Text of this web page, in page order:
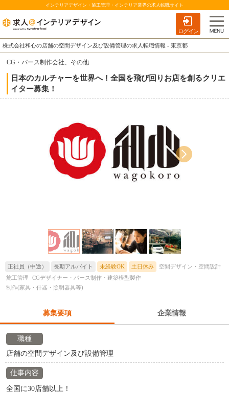
インテリアデザイン・施工管理・インテリア業界の求人転職サイト
ログイン
株式会社和心の店舗の空間デザイン及び設備管理の求人転職情報 - 東京都
CG・パース制作会社、その他
日本のカルチャーを世界へ！全国を飛び回りお店を創るクリエ
イター募集！
正社員（中途） 長期アルバイト 未経験OK 土日休み
空間デザイン・空間設計
施工管理
CGデザイナー・パース制作・建築模型製作
制作(家具・什器・照明器具等)
募集要項 企業情報
職種
店舗の空間デザイン及び設備管理
仕事内容
全国に30店舗以上！